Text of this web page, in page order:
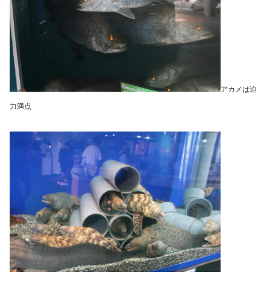
アカメは迫
力満点